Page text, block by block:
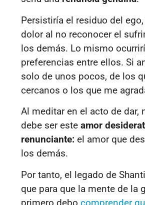
Persistiría el residuo del
dolor al no reconocer el
los demás. Lo mismo
preferencias entre ellos. Si
solo de unos pocos, de los
cercanos o los que me
Al meditar en el acto de dar,
debe ser este amor
renunciante: el amor que
los demás.
Por tanto, el legado de
que para que la mente de la
primero debo comprender